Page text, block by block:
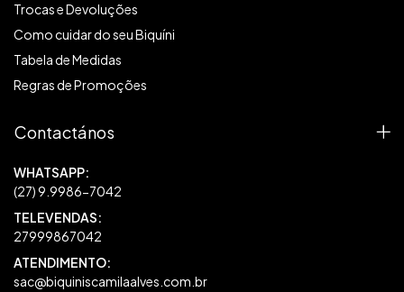
Trocas e Devoluções
Como cuidar do seu Biquíni
Tabela de Medidas
Regras de Promoções
Contactános
27999867042
sac@biquiniscamilaalves.com.br